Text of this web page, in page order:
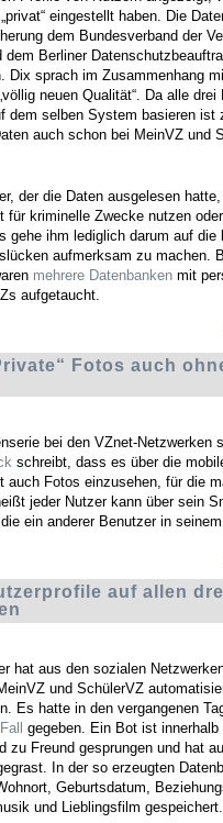
eingestellt haben. Die
dem Bundesverband der
dem Berliner
Dix sprach im Zusammenhang
neuen Qualität“. Da alle
dem selben System basieren ist
auch schon bei MeinVZ und
der die Daten ausgelesen
für kriminelle Zwecke nutzen
gehe ihm lediglich darum auf die
aufmerksam zu machen.
mehrere Datenbankenmit
aufgetaucht.
Fotos auch
bei den VZnet-Netzwerken
schreibt, dass es über die
auch Fotos einzusehen, für die
jeder Nutzer kann über sein
ein anderer Benutzer in seinem
auf allen
hat aus den sozialen
und SchülerVZ
Es hatte in den vergangenen
gegeben. Ein Bot ist
zu Freund gesprungen und hat
In der so erzeugten
Geburtsdatum,
und Lieblingsfilm gespeichert.